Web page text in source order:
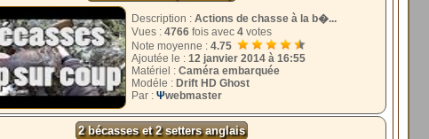
Description : Actions de chasse à la b�...
Vues : 4766 fois avec 4 votes
Note moyenne : 4.75
Ajoutée le : 12 janvier 2014 à 16:55
Matériel : Caméra embarquée
Modéle : Drift HD Ghost
Par : Ψwebmaster
2 bécasses et 2 setters anglais